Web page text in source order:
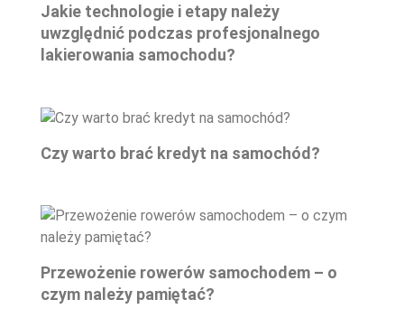
Jakie technologie i etapy należy
uwzględnić podczas profesjonalnego
lakierowania samochodu?
Czy warto brać kredyt na samochód?
Przewożenie rowerów samochodem – o
czym należy pamiętać?